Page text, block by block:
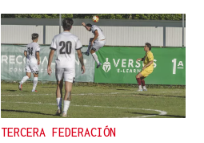
TERCERA FEDERACIÓN